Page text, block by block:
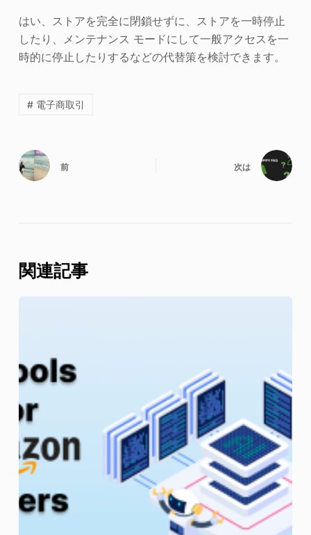
はい、ストアを完全に閉鎖せずに、ストアを一時停止
したり、メンテナンス モードにして一般アクセスを一
時的に停止したりするなどの代替策を検討できます。
# 電子商取引
前 次は
関連記事